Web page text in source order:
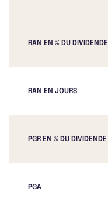
RAN EN % DU DIVIDENDE
RAN EN JOURS
PGR EN % DU DIVIDENDE
PGA